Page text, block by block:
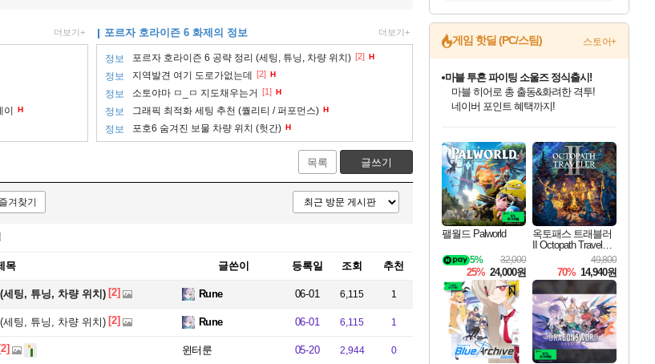
더보기+
H
포르자 호라이즌 6 화제의 정보 더보기+
정보 포르자 호라이즌 6 공략 정리 (세팅, 튜닝, 차량 위치) [2] H
정보 지역발견 여기 도로가없는데 [2] H
정보 소토야마 ㅁ_ㅁ 지도채우는거 [1] H
정보 그래픽 최적화 세팅 추천 (퀄리티 / 퍼포먼스) H
정보 포호6 숨겨진 보물 차량 위치 (헛간) H
목록 글쓰기
즐겨찾기
목 글쓴이 등록일 조회 추천
팅, 튜닝, 차량 위치) [2] Rune 06-01 6,115 1
팅, 튜닝, 차량 위치) [2] Rune 06-01 6,115 1
[2] 윈터룬 05-20 2,944 0
게임 핫딜 (PC/스팀) 스토어+
최대 90% 할인가를 만나보세요!
네이버혜택과 함께 만나보세요!
50%할인&추가 적립까지!
마블 투혼 파이팅 소울즈 정식출시!
마블 히어로 총 출동&화려한 격투!
네이버 포인트 혜택까지!
이니&베니 혜택까지!
네이버 혜택가와 함께 예약하세요!
할인&네이버혜택으로 만나보세요!
네이버페이 혜택과 만나보세요!
40주년 프로모션으로 만나보세요!
할인가에 만나보세요!
일부 에디션 상시 할인!
혜택으로 예약 판매 중
편안하게 충전하세요
팰월드 Palworld
32,000
5%
25% 24,000원
옥토패스 트래블러
II Octopath Traveler I
49,800
70% 14,940원